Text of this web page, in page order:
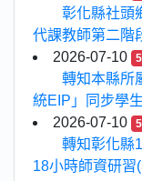
彰化縣社頭
代課教師第二階
2026-07-10
轉知本縣所
統EIP」同步學
2026-07-10
轉知彰化縣
18小時師資研習